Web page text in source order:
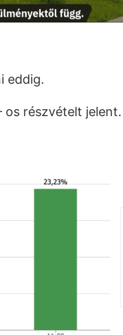
eddig.
os részvételt jelent.